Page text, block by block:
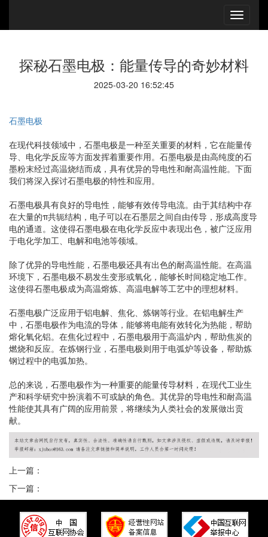
探秘石墨电极：能量传导的奇妙材料
2025-03-20 16:52:45
石墨电极
在现代科技领域中，石墨电极是一种至关重要的材料，它在能量传
导、电化学反应等方面发挥着重要作用。石墨电极是由高纯度的石
墨粉末经过高温烧结而成，具有优异的导电性和耐高温性能。下面
我们将深入探讨石墨电极的特性和应用。
石墨电极具有良好的导电性，能够有效传导电流。由于其结构中存
在大量的π共轭结构，电子可以在石墨层之间自由传导，形成高度导
电的通道。这使得石墨电极在电化学反应中表现出色，被广泛应用
于电化学加工、电解和电池等领域。
除了优异的导电性能，石墨电极还具有出色的耐高温性能。在高温
环境下，石墨电极不易发生变形或氧化，能够长时间稳定地工作。
这使得石墨电极成为高温熔炼、高温电解等工艺中的理想材料。
石墨电极广泛应用于铝电解、焦化、炼钢等行业。在铝电解生产
中，石墨电极作为电流的导体，能够将电能有效转化为热能，帮助
熔化氧化铝。在焦化过程中，石墨电极用于高温炉内，帮助焦炭的
燃烧和反应。在炼钢行业，石墨电极则用于电弧炉等设备，帮助炼
钢过程中的电弧加热。
总的来说，石墨电极作为一种重要的能量传导材料，在现代工业生
产和科学研究中扮演着不可或缺的角色。其优异的导电性和耐高温
性能使其具有广阔的应用前景，将继续为人类社会的发展做出贡
献。
上一篇：
下一篇：